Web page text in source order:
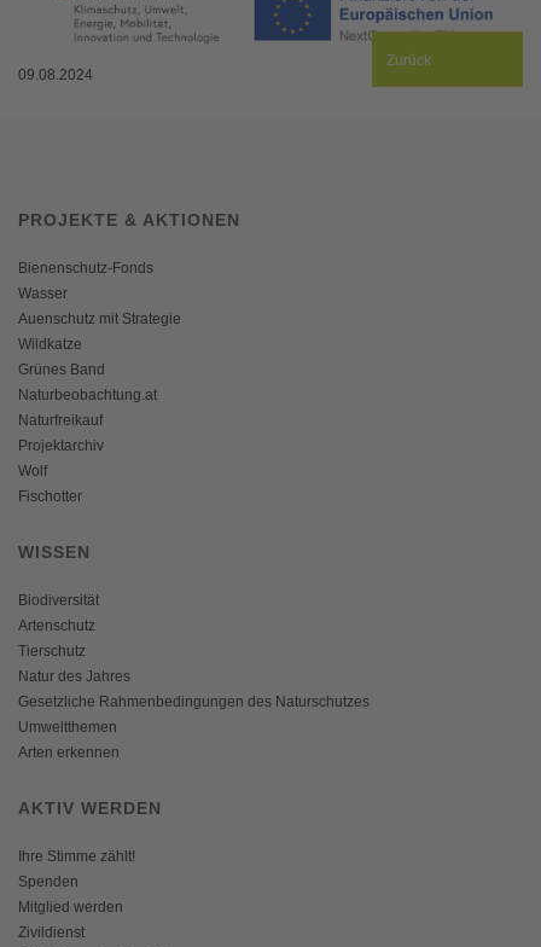
09.08.2024
Zurück
PROJEKTE & AKTIONEN
Bienenschutz-Fonds
Wasser
Auenschutz mit Strategie
Wildkatze
Grünes Band
Naturbeobachtung.at
Naturfreikauf
Projektarchiv
Wolf
Fischotter
WISSEN
Biodiversität
Artenschutz
Tierschutz
Natur des Jahres
Gesetzliche Rahmenbedingungen des Naturschutzes
Umweltthemen
Arten erkennen
AKTIV WERDEN
Ihre Stimme zählt!
Spenden
Mitglied werden
Zivildienst